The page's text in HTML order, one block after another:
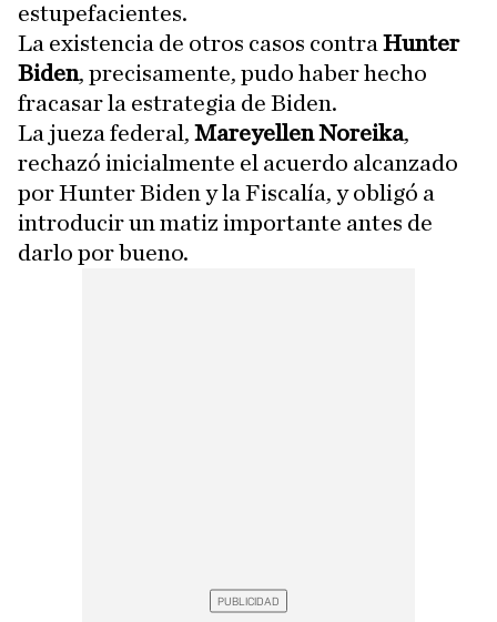
estupefacientes.
La existencia de otros casos contra Hunter
Biden, precisamente, pudo haber hecho
fracasar la estrategia de Biden.
La jueza federal, Mareyellen Noreika,
rechazó inicialmente el acuerdo alcanzado
por Hunter Biden y la Fiscalía, y obligó a
introducir un matiz importante antes de
darlo por bueno.